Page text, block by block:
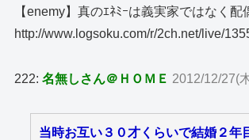
【enemy】真のｴﾈﾐｰは義実家ではなく配
http://www.logsoku.com/r/2ch.net/live/
222:名無しさん＠ＨＯＭＥ 2012/12/27(
当時お互い３０才くらいで結婚２年